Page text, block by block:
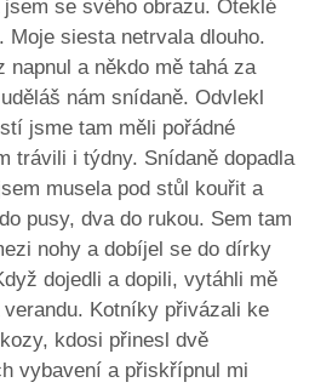
se svého obrazu. Oteklé
Moje siesta netrvala dlouho.
a někdo mě tahá za
nám snídaně. Odvlekl
jsme tam měli pořádné
trávili i týdny. Snídaně dopadla
musela pod stůl kouřit a
pusy, dva do rukou. Sem tam
nohy a dobíjel se do dírky
dojedli a dopili, vytáhli mě
Kotníky přivázali ke
kdosi přinesl dvě
vybavení a přiskřípnul mi